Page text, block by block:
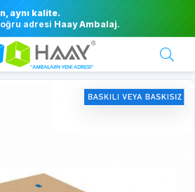
aynı kalite.
adresi Haay Ambalaj.